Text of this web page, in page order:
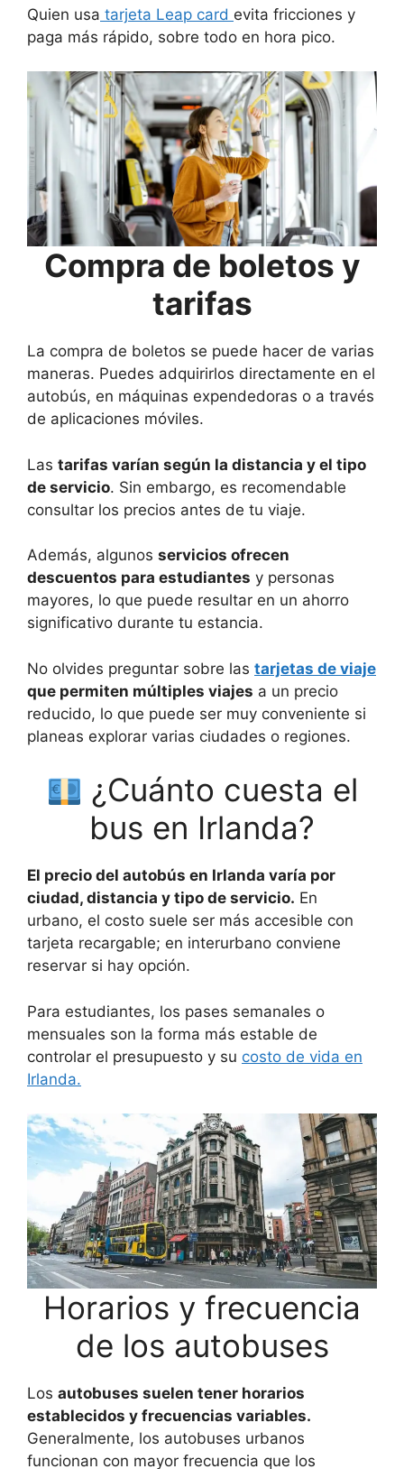
Quien usa tarjeta Leap card evita fricciones y
paga más rápido, sobre todo en hora pico.
Compra de boletos y
tarifas
La compra de boletos se puede hacer de varias
maneras. Puedes adquirirlos directamente en el
autobús, en máquinas expendedoras o a través
de aplicaciones móviles.
Las tarifas varían según la distancia y el tipo
de servicio. Sin embargo, es recomendable
consultar los precios antes de tu viaje.
Además, algunos servicios ofrecen
descuentos para estudiantes y personas
mayores, lo que puede resultar en un ahorro
significativo durante tu estancia.
No olvides preguntar sobre las tarjetas de viaje
que permiten múltiples viajes a un precio
reducido, lo que puede ser muy conveniente si
planeas explorar varias ciudades o regiones.
¿Cuánto cuesta el
bus en Irlanda?
El precio del autobús en Irlanda varía por
ciudad, distancia y tipo de servicio. En
urbano, el costo suele ser más accesible con
tarjeta recargable; en interurbano conviene
reservar si hay opción.
Para estudiantes, los pases semanales o
mensuales son la forma más estable de
controlar el presupuesto y su costo de vida en
Irlanda.
Horarios y frecuencia
de los autobuses
Los autobuses suelen tener horarios
establecidos y frecuencias variables.
Generalmente, los autobuses urbanos
funcionan con mayor frecuencia que los